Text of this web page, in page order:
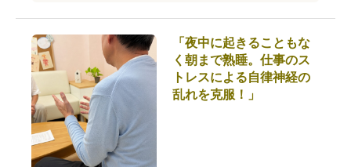
「夜中に起きることもな
く朝まで熟睡。仕事のス
トレスによる自律神経の
乱れを克服！」